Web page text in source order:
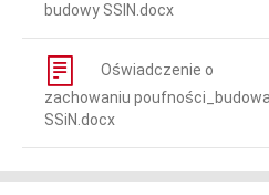
budowy SSIN.docx
Oświadczenie o
zachowaniu poufności_budowa
SSiN.docx